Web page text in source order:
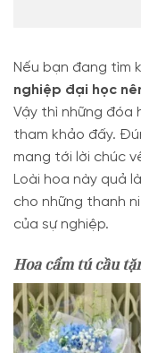
Nếu bạn đang tìm
nghiệp đại học
Vậy thì những
tham khảo đấy.
mang tới lời chúc
Loài hoa này quả
cho những thanh
của sự nghiệp.
Hoa cẩm tú cầu